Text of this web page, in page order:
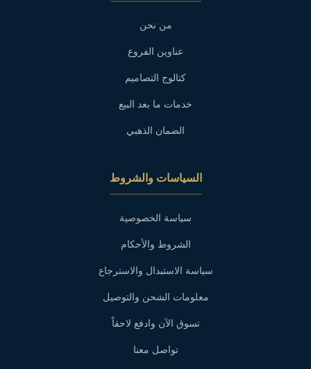
من نحن
عناوين الفروع
كتالوج التصاميم
خدمات ما بعد البيع
الضمان الذهبي
السياسات والشروط
سياسة الخصوصية
الشروط والأحكام
سياسة الاستبدال والاسترجاع
معلومات الشحن والتوصيل
تسوق الآن وادفع لاحقاً
تواصل معنا